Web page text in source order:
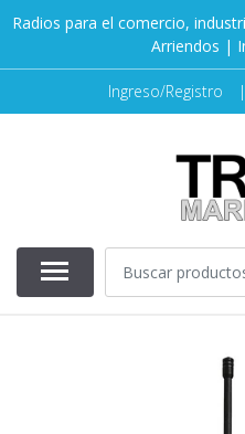
Radios para el comercio,
Arriendos |
Ingreso/Registro |